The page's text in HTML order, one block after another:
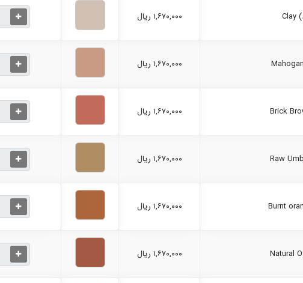
۱,۶۷۰,۰۰۰ ریال
۱,۶۷۰,۰۰۰ ریال
۱,۶۷۰,۰۰۰ ریال
۱,۶۷۰,۰۰۰ ریال
۱,۶۷۰,۰۰۰ ریال
۱,۶۷۰,۰۰۰ ریال